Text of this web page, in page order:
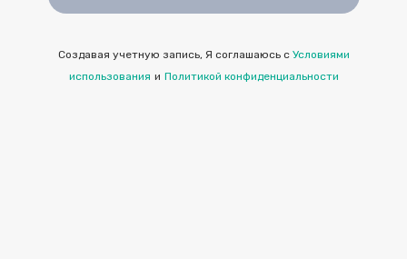
Создавая учетную запись, Я соглашаюсь с Условиями
использования и Политикой конфиденциальности